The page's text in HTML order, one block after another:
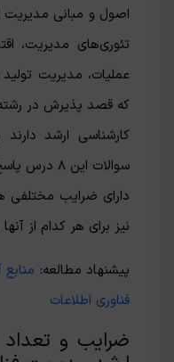
اصول و مبانی مدیریت
تئوری‌های مدیریت،
عملیات، مدیریت تولید
که قصد پذیرش در رشته
کارشناسی ارشد
سوالات
دارای ضرایب مختلفی
نیز برای هر کدام از
پیشنهاد مطالعه:
فناوری اطلاعات
ضرایب و